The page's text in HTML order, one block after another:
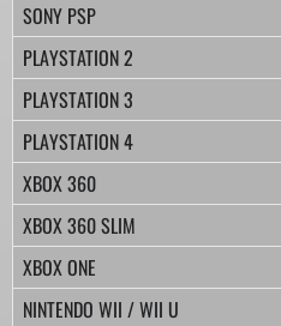
SONY PSP
PLAYSTATION 2
PLAYSTATION 3
PLAYSTATION 4
XBOX 360
XBOX 360 SLIM
XBOX ONE
NINTENDO WII / WII U